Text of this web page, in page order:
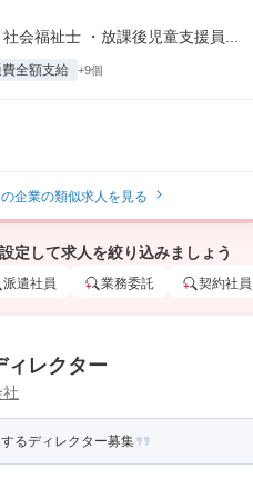
会福祉士 ・放課後児童支援員...
全額支給 +9個
企業の類似求人を見る
定して求人を絞り込みましょう
派遣社員 業務委託 契約社員
ィレクター
るディレクター募集